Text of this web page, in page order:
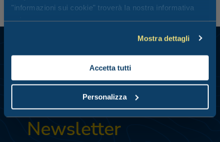
"informazioni sui cookie" troverà la nostra informativa
estesa.
Mostra dettagli
Accetta tutti
Personalizza
Iscriviti alla
Newsletter